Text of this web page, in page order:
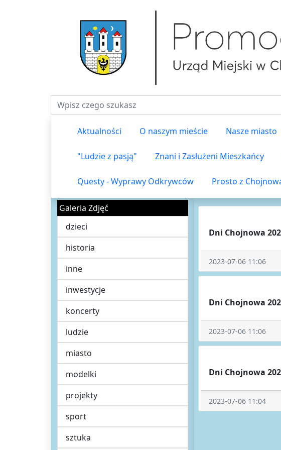
Fraza do wyszukiwania
Aktualności O naszym mieście Nasze miasto
"Ludzie z pasją" Znani i Zasłużeni Mieszkańcy
Questy - Wyprawy Odkrywców Prosto z
Galeria Zdjęć
dzieci
historia
inne
inwestycje
koncerty
ludzie
miasto
modelki
projekty
sport
sztuka
Dni Chojnowa
2023-07-06 11:06
Dni Chojnowa
2023-07-06 11:06
Dni Chojnowa
2023-07-06 11:04